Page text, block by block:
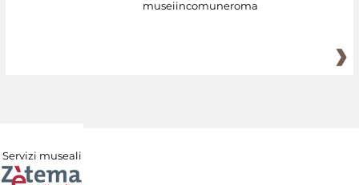
museiincomuneroma
Servizi museali